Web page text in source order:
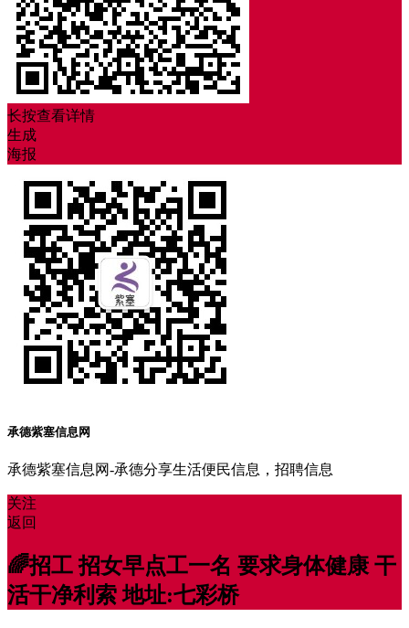
长按查看详情
生成
海报
承德紫塞信息网
承德紫塞信息网-承德分享生活便民信息，招聘信息
关注
返回
🌈招工 招女早点工一名 要求身体健康 干
活干净利索 地址:七彩桥